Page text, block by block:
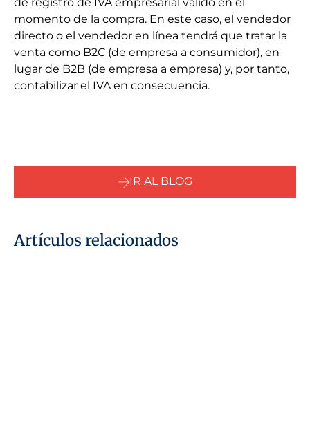
momento de la compra. En este caso, el vendedor
directo o el vendedor en línea tendrá que tratar la
venta como B2C (de empresa a consumidor), en
lugar de B2B (de empresa a empresa) y, por tanto,
contabilizar el IVA en consecuencia.
IR AL BLOG
Artículos relacionados